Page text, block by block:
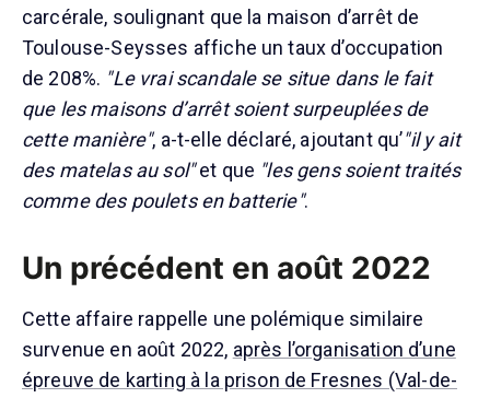
carcérale, soulignant que la maison d’arrêt de
Toulouse-Seysses affiche un taux d’occupation
de 208%. "Le vrai scandale se situe dans le fait
que les maisons d’arrêt soient surpeuplées de
cette manière", a-t-elle déclaré, ajoutant qu’"il y ait
des matelas au sol"et que "les gens soient traités
comme des poulets en batterie".
Un précédent en août 2022
Cette affaire rappelle une polémique similaire
survenue en août 2022, après l’organisation d’une
épreuve de karting à la prison de Fresnes (Val-de-